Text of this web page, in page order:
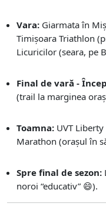
Vara:Giarmata în
Timișoara Triathlon
Licuricilor (seara, pe
Final de vară -
(trail la marginea
Toamna:UVT Liberty
Marathon (orașul în
Spre final de sezon:
noroi “educativ” 😄).